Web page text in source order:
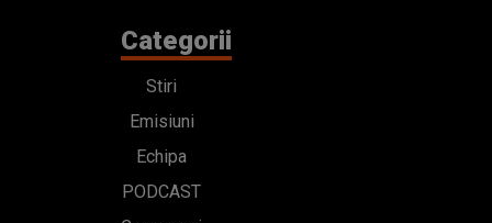
Categorii
Stiri
Emisiuni
Echipa
PODCAST